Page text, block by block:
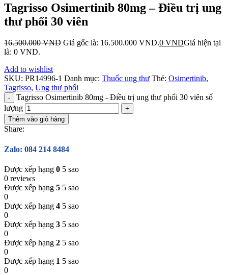
Tagrisso Osimertinib 80mg – Điều trị ung
thư phổi 30 viên
16.500.000VND Giá gốc là: 16.500.000 VND.0 VNDGiá hiện tại
là: 0 VND.
Add to wishlist
SKU: PR14996-1 Danh mục: Thuốc ung thư Thẻ: Osimertinib,
Tagrisso, Ung thư phổi
Tagrisso Osimertinib 80mg - Điều trị ung thư phổi 30 viên số
lượng
Thêm vào giỏ hàng
Share:
Zalo: 084 214 8484
Được xếp hạng 0 5 sao
0 reviews
Được xếp hạng 5 5 sao
0
Được xếp hạng 4 5 sao
0
Được xếp hạng 3 5 sao
0
Được xếp hạng 2 5 sao
0
Được xếp hạng 1 5 sao
0